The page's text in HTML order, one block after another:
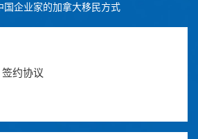
国企业家的加拿大移民方式
约协议